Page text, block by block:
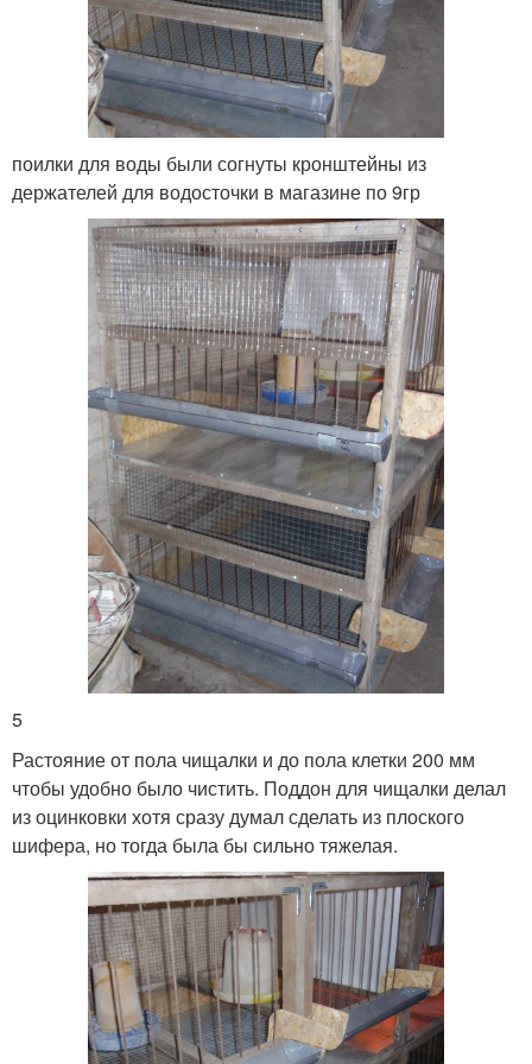
поилки для воды были согнуты кронштейны из
держателей для водосточки в магазине по 9гр
5
Растояние от пола чищалки и до пола клетки 200 мм
чтобы удобно было чистить. Поддон для чищалки делал
из оцинковки хотя сразу думал сделать из плоского
шифера, но тогда была бы сильно тяжелая.